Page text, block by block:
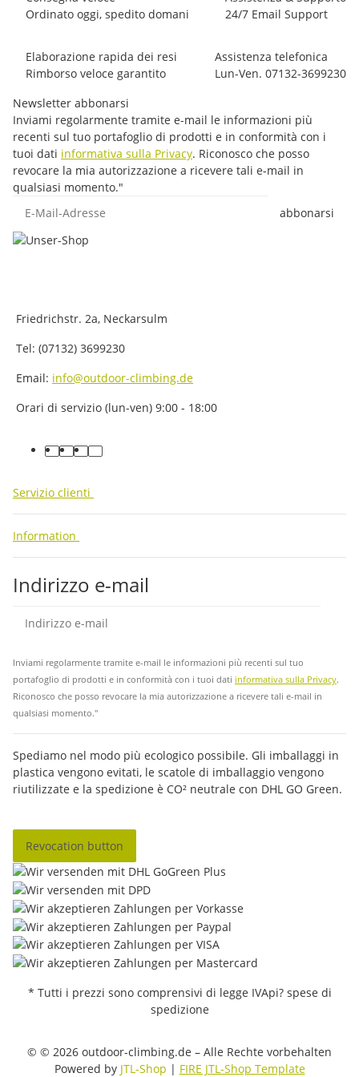
Ordinato oggi, spedito domani
24/7 Email Support
Elaborazione rapida dei resi
Rimborso veloce garantito
Assistenza telefonica
Lun-Ven. 07132-3699230
Newsletter abbonarsi
Inviami regolarmente tramite e-mail le informazioni più
recenti sul tuo portafoglio di prodotti e in conformità con i
tuoi dati informativa sulla Privacy. Riconosco che posso
revocare la mia autorizzazione a ricevere tali e-mail in
qualsiasi momento."
abbonarsi
Friedrichstr. 2a, Neckarsulm
Tel: (07132) 3699230
Email: info@outdoor-climbing.de
Orari di servizio (lun-ven) 9:00 - 18:00
facebook
youtube
instagram
tiktok
Servizio clienti
Information
Indirizzo e-mail
Inviami regolarmente tramite e-mail le informazioni più recenti sul tuo
portafoglio di prodotti e in conformità con i tuoi dati informativa sulla Privacy.
Riconosco che posso revocare la mia autorizzazione a ricevere tali e-mail in
qualsiasi momento."
Spediamo nel modo più ecologico possibile. Gli imballaggi in
plastica vengono evitati, le scatole di imballaggio vengono
riutilizzate e la spedizione è CO² neutrale con DHL GO Green.
Revocation button
* Tutti i prezzi sono comprensivi di legge IVApi? spese di
spedizione
© © 2026 outdoor-climbing.de – Alle Rechte vorbehalten
Powered by JTL-Shop | FIRE JTL-Shop Template